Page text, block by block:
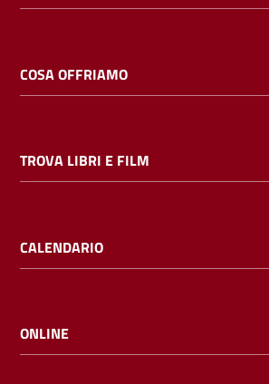
Bambini
E
l
i
COSA OFFRIAMO
TROVA LIBRI E FILM
CALENDARIO
ONLINE